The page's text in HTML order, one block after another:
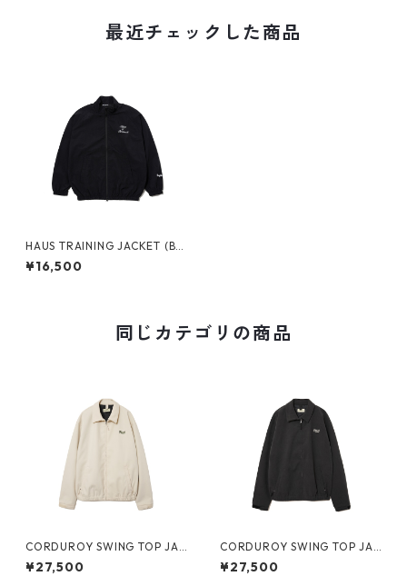
最近チェックした商品
HAUS TRAINING JACKET (BL
ACK)
¥16,500
同じカテゴリの商品
CORDUROY SWING TOP JAC
KET (BEIGE)
¥27,500
CORDUROY SWING TOP JAC
KET(BLACK)
¥27,500